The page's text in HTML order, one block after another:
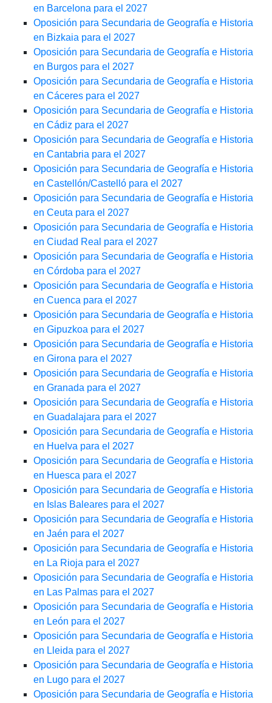
en Barcelona para el 2027
Oposición para Secundaria de Geografía e Historia
en Bizkaia para el 2027
Oposición para Secundaria de Geografía e Historia
en Burgos para el 2027
Oposición para Secundaria de Geografía e Historia
en Cáceres para el 2027
Oposición para Secundaria de Geografía e Historia
en Cádiz para el 2027
Oposición para Secundaria de Geografía e Historia
en Cantabria para el 2027
Oposición para Secundaria de Geografía e Historia
en Castellón/Castelló para el 2027
Oposición para Secundaria de Geografía e Historia
en Ceuta para el 2027
Oposición para Secundaria de Geografía e Historia
en Ciudad Real para el 2027
Oposición para Secundaria de Geografía e Historia
en Córdoba para el 2027
Oposición para Secundaria de Geografía e Historia
en Cuenca para el 2027
Oposición para Secundaria de Geografía e Historia
en Gipuzkoa para el 2027
Oposición para Secundaria de Geografía e Historia
en Girona para el 2027
Oposición para Secundaria de Geografía e Historia
en Granada para el 2027
Oposición para Secundaria de Geografía e Historia
en Guadalajara para el 2027
Oposición para Secundaria de Geografía e Historia
en Huelva para el 2027
Oposición para Secundaria de Geografía e Historia
en Huesca para el 2027
Oposición para Secundaria de Geografía e Historia
en Islas Baleares para el 2027
Oposición para Secundaria de Geografía e Historia
en Jaén para el 2027
Oposición para Secundaria de Geografía e Historia
en La Rioja para el 2027
Oposición para Secundaria de Geografía e Historia
en Las Palmas para el 2027
Oposición para Secundaria de Geografía e Historia
en León para el 2027
Oposición para Secundaria de Geografía e Historia
en Lleida para el 2027
Oposición para Secundaria de Geografía e Historia
en Lugo para el 2027
Oposición para Secundaria de Geografía e Historia